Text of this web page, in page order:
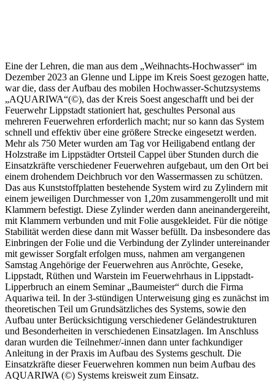
Eine der Lehren, die man aus dem „Weihnachts-Hochwasser“ im
Dezember 2023 an Glenne und Lippe im Kreis Soest gezogen hatte,
war die, dass der Aufbau des mobilen Hochwasser-Schutzsystems
„AQUARIWA“(©), das der Kreis Soest angeschafft und bei der
Feuerwehr Lippstadt stationiert hat, geschultes Personal aus
mehreren Feuerwehren erforderlich macht; nur so kann das System
schnell und effektiv über eine größere Strecke eingesetzt werden.
Mehr als 750 Meter wurden am Tag vor Heiligabend entlang der
Holzstraße im Lippstädter Ortsteil Cappel über Stunden durch die
Einsatzkräfte verschiedener Feuerwehren aufgebaut, um den Ort bei
einem drohendem Deichbruch vor den Wassermassen zu schützen.
Das aus Kunststoffplatten bestehende System wird zu Zylindern mit
einem jeweiligen Durchmesser von 1,20m zusammengerollt und mit
Klammern befestigt. Diese Zylinder werden dann aneinandergereiht,
mit Klammern verbunden und mit Folie ausgekleidet. Für die nötige
Stabilität werden diese dann mit Wasser befüllt. Da insbesondere das
Einbringen der Folie und die Verbindung der Zylinder untereinander
mit gewisser Sorgfalt erfolgen muss, nahmen am vergangenen
Samstag Angehörige der Feuerwehren aus Anröchte, Geseke,
Lippstadt, Rüthen und Warstein im Feuerwehrhaus in Lippstadt-
Lipperbruch an einem Seminar „Baumeister“ durch die Firma
Aquariwa teil. In der 3-stündigen Unterweisung ging es zunächst im
theoretischen Teil um Grundsätzliches des Systems, sowie den
Aufbau unter Berücksichtigung verschiedener Geländestrukturen
und Besonderheiten in verschiedenen Einsatzlagen. Im Anschluss
daran wurden die Teilnehmer/-innen dann unter fachkundiger
Anleitung in der Praxis im Aufbau des Systems geschult. Die
Einsatzkräfte dieser Feuerwehren kommen nun beim Aufbau des
AQUARIWA (©) Systems kreisweit zum Einsatz.